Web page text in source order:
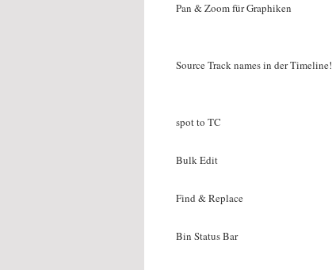
Pan & Zoom für Graphiken
Source Track names in der Timeline!
spot to TC
Bulk Edit
Find & Replace
Bin Status Bar